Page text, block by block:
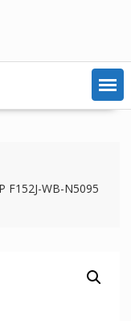
F152J-WB-N5095